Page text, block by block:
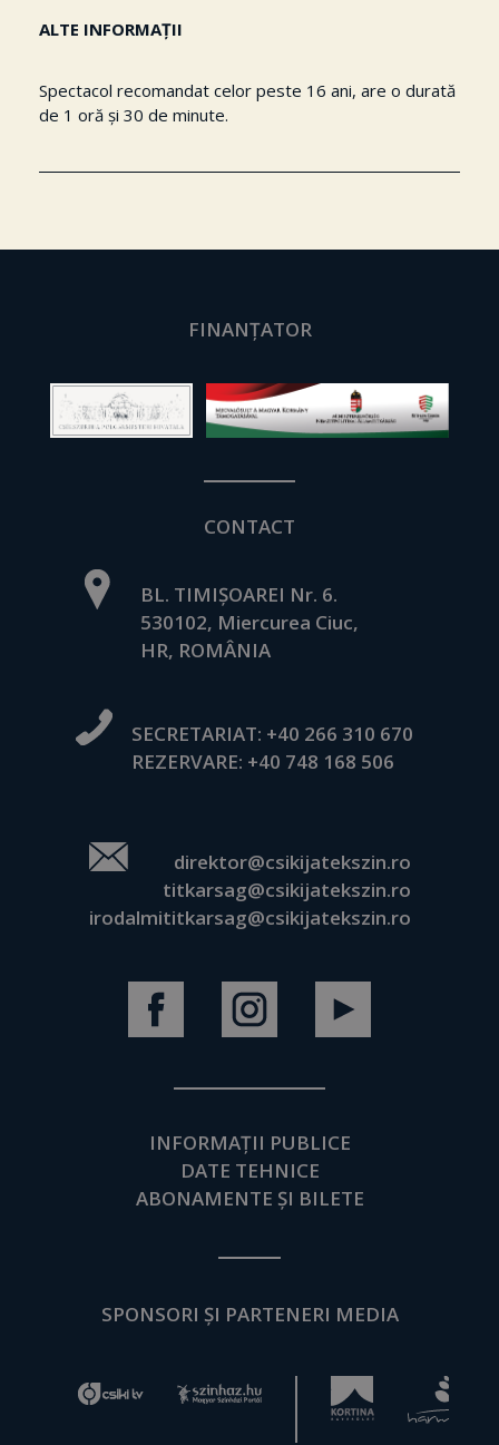
ALTE INFORMAȚII
Spectacol recomandat celor peste 16 ani, are o durată
de 1 oră și 30 de minute.
FINANȚATOR
CONTACT
BL. TIMIȘOAREI Nr. 6.
530102, Miercurea Ciuc,
HR, ROMÂNIA
SECRETARIAT: +40 266 310 670
REZERVARE: +40 748 168 506
direktor@csikijatekszin.ro
titkarsag@csikijatekszin.ro
irodalmititkarsag@csikijatekszin.ro
INFORMAȚII PUBLICE
DATE TEHNICE
ABONAMENTE ȘI BILETE
SPONSORI ȘI PARTENERI MEDIA